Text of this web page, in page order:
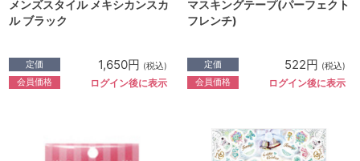
メンズスタイル メキシカンスカ
ル ブラック
定価 1,650円 (税込)
会員価格 ログイン後に表示
マスキングテープ(パーフェクト
フレンチ)
定価 522円 (税込)
会員価格 ログイン後に表示